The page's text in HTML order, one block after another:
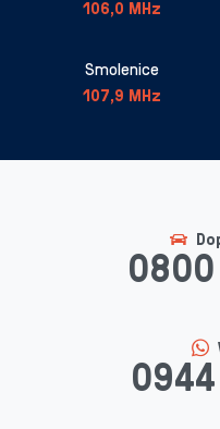
106,0 MHz
Smolenice
107,9 MHz